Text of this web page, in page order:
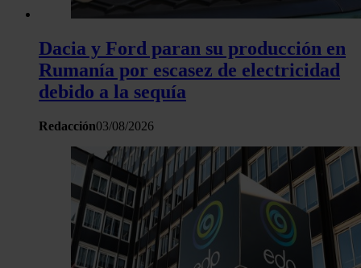
Dacia y Ford paran su producción en
Rumanía por escasez de electricidad
debido a la sequía
Redacción03/08/2026